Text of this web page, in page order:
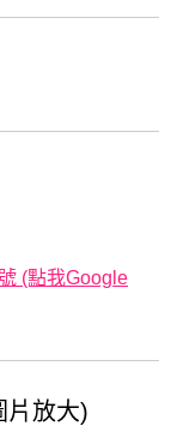
(點我Google
片放大)